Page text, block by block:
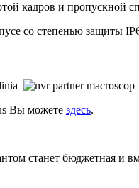
кадров и
со степенью защиты
Вы можете здесь.
станет бюджетная и